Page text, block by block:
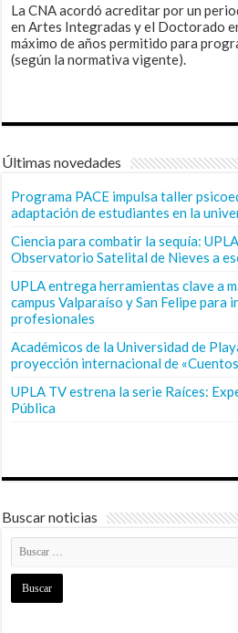
La CNA acordó acreditar por un
en Artes Integradas y el Doctorado
máximo de años permitido para
(según la normativa vigente).
Últimas novedades
Programa PACE impulsa taller
adaptación de estudiantes en la
Ciencia para combatir la sequía:
Observatorio Satelital de Nieves a
UPLA entrega herramientas clave a
campus Valparaíso y San Felipe para
profesionales
Académicos de la Universidad de
proyección internacional de
UPLA TV estrena la serie Raíces:
Pública
Buscar noticias